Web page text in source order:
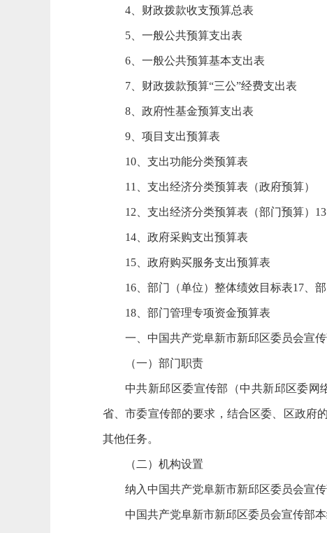
4、财政拨款收支预算总表
5、一般公共预算支出表
6、一般公共预算基本支出表
7、财政拨款预算“三公”经费支出表
8、政府性基金预算支出表
9、项目支出预算表
10、支出功能分类预算表
11、支出经济分类预算表（政府预算）
12、支出经济分类预算表（部门预算） 13
14、政府采购支出预算表
15、政府购买服务支出预算表
16、部门（单位）整体绩效目标表17、
18、部门管理专项资金预算表
一、中国共产党阜新市新邱区委员会宣
（一）部门职责
中共新邱区委宣传部（中共新邱区委网
省、市委宣传部的要求，结合区委、区政府
其他任务。
（二）机构设置
纳入中国共产党阜新市新邱区委员会宣
中国共产党阜新市新邱区委员会宣传部